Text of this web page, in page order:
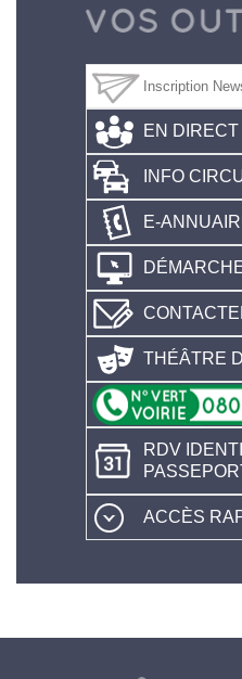
EN
INFO
E-
THÉÂTRE
RDV
ACCÈS